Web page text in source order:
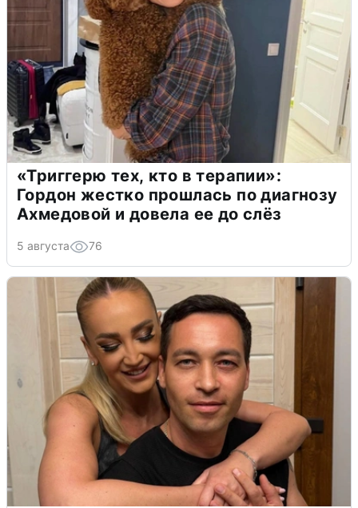
«Триггерю тех, кто в терапии»:
Гордон жестко прошлась по диагнозу
Ахмедовой и довела ее до слёз
5 августа 76